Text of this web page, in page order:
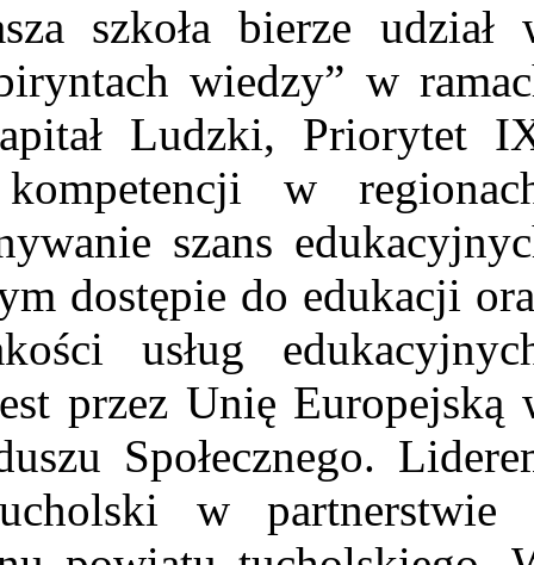
szkoła bierze udział
wiedzy” w
Ludzki, Priorytet
w
szans
dostępie do edukacji
usług
przez Unię Europejską
Społecznego.
w partnerstwie